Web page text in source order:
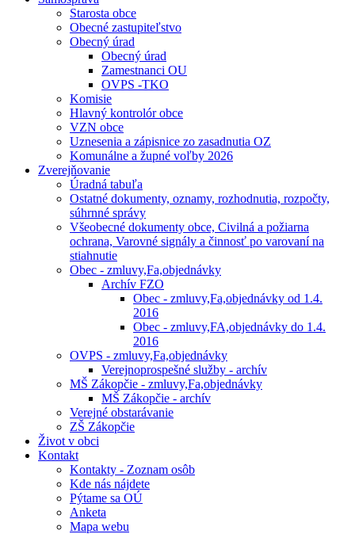
Starosta obce
Obecné zastupiteľstvo
Obecný úrad
Obecný úrad
Zamestnanci OU
OVPS -TKO
Komisie
Hlavný kontrolór obce
VZN obce
Uznesenia a zápisnice zo zasadnutia OZ
Komunálne a župné voľby 2026
Zverejňovanie
Úradná tabuľa
Ostatné dokumenty, oznamy, rozhodnutia, rozpočty,
súhrnné správy
Všeobecné dokumenty obce, Civilná a požiarna
ochrana, Varovné signály a činnosť po varovaní na
stiahnutie
Obec - zmluvy,Fa,objednávky
Archív FZO
Obec - zmluvy,Fa,objednávky od 1.4.
2016
Obec - zmluvy,FA,objednávky do 1.4.
2016
OVPS - zmluvy,Fa,objednávky
Verejnoprospešné služby - archív
MŠ Zákopčie - zmluvy,Fa,objednávky
MŠ Zákopčie - archív
Verejné obstarávanie
ZŠ Zákopčie
Život v obci
Kontakt
Kontakty - Zoznam osôb
Kde nás nájdete
Pýtame sa OÚ
Anketa
Mapa webu